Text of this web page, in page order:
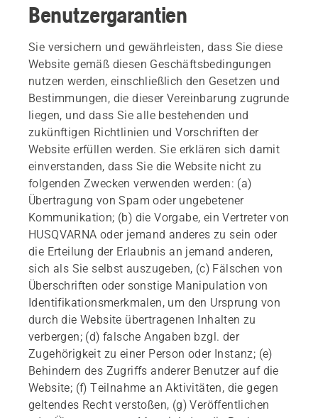
Benutzergarantien
Sie versichern und gewährleisten, dass Sie diese
Website gemäß diesen Geschäftsbedingungen
nutzen werden, einschließlich den Gesetzen und
Bestimmungen, die dieser Vereinbarung zugrunde
liegen, und dass Sie alle bestehenden und
zukünftigen Richtlinien und Vorschriften der
Website erfüllen werden. Sie erklären sich damit
einverstanden, dass Sie die Website nicht zu
folgenden Zwecken verwenden werden: (a)
Übertragung von Spam oder ungebetener
Kommunikation; (b) die Vorgabe, ein Vertreter von
HUSQVARNA oder jemand anderes zu sein oder
die Erteilung der Erlaubnis an jemand anderen,
sich als Sie selbst auszugeben, (c) Fälschen von
Überschriften oder sonstige Manipulation von
Identifikationsmerkmalen, um den Ursprung von
durch die Website übertragenen Inhalten zu
verbergen; (d) falsche Angaben bzgl. der
Zugehörigkeit zu einer Person oder Instanz; (e)
Behindern des Zugriffs anderer Benutzer auf die
Website; (f) Teilnahme an Aktivitäten, die gegen
geltendes Recht verstoßen, (g) Veröffentlichen